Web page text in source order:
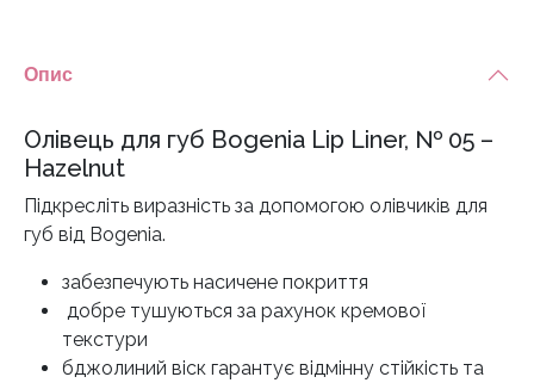
Опис
Олівець для губ Bogenia Lip Liner, № 05 –
Hazelnut
Підкресліть виразність за допомогою олівчиків для
губ від Bogenia.
забезпечують насичене покриття
добре тушуються за рахунок кремової
текстури
бджолиний віск гарантує відмінну стійкість та